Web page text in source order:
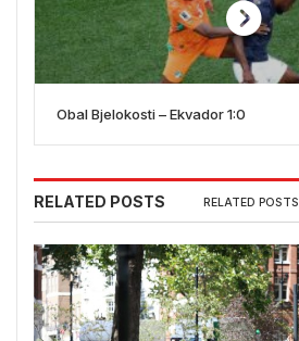
Obal Bjelokosti – Ekvador 1:0
RELATED POSTS RELATED POSTS